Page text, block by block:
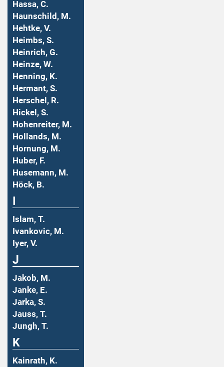
Hassa, C.
Haunschild, M.
Hehtke, V.
Heimbs, S.
Heinrich, G.
Heinze, W.
Henning, K.
Hermant, S.
Herschel, R.
Hickel, S.
Hohenreiter, M.
Hollands, M.
Hornung, M.
Huber, F.
Husemann, M.
Höck, B.
Islam, T.
Ivankovic, M.
Iyer, V.
J
Jakob, M.
Janke, E.
Jarka, S.
Jauss, T.
Jungh, T.
K
Kainrath, K.